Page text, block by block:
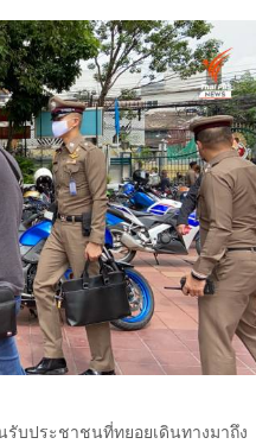
บประชาชนที่ทยอยเดินทางมาถึง